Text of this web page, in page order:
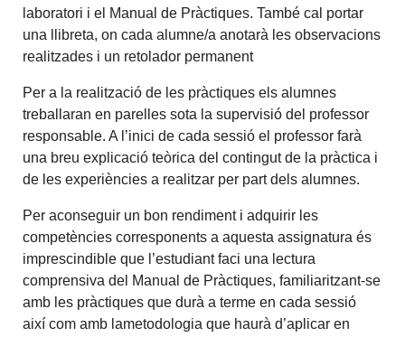
laboratori i el Manual de Pràctiques. També cal portar
una llibreta, on cada alumne/a anotarà les observacions
realitzades i un retolador permanent
Per a la realització de les pràctiques els alumnes
treballaran en parelles sota la supervisió del professor
responsable. A l’inici de cada sessió el professor farà
una breu explicació teòrica del contingut de la pràctica i
de les experiències a realitzar per part dels alumnes.
Per aconseguir un bon rendiment i adquirir les
competències corresponents a aquesta assignatura és
imprescindible que l’estudiant faci una lectura
comprensiva del Manual de Pràctiques, familiaritzant-se
amb les pràctiques que durà a terme en cada sessió
així com amb lametodologia que haurà d’aplicar en